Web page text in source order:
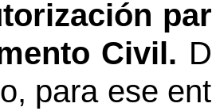
Civil.
para ese